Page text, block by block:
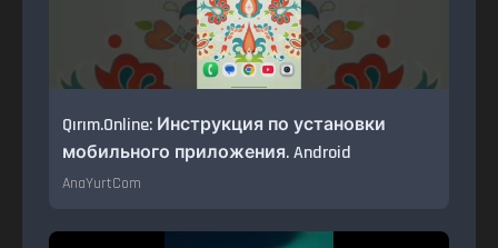
Qırım.Online: Инструкция по установки
мобильного приложения. Android
AnaYurtCom